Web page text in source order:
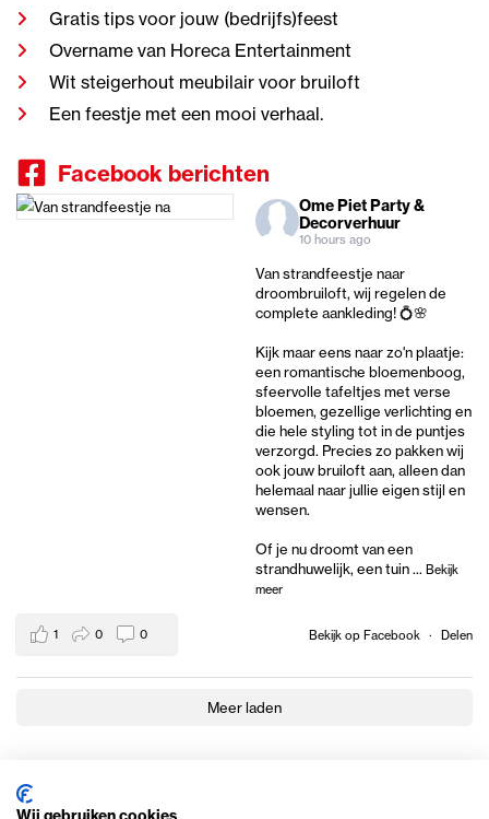
Gratis tips voor jouw (bedrijfs)feest
Overname van Horeca Entertainment
Wit steigerhout meubilair voor bruiloft
Een feestje met een mooi verhaal.
Facebook berichten
Ome Piet Party &
Decorverhuur
10 hours ago
Van strandfeestje naar
droombruiloft, wij regelen de
complete aankleding! 💍🌸
Kijk maar eens naar zo'n plaatje:
een romantische bloemenboog,
sfeervolle tafeltjes met verse
bloemen, gezellige verlichting en
die hele styling tot in de puntjes
verzorgd. Precies zo pakken wij
ook jouw bruiloft aan, alleen dan
helemaal naar jullie eigen stijl en
wensen.
Of je nu droomt van een
strandhuwelijk, een tuin... Bekijk
meer
Bekijk op Facebook · Delen
1 0 0
Meer laden